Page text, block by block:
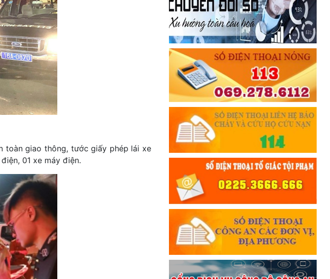
toàn giao thông, tước giấy phép lái xe
01 xe máy điện.
Đối với tự mình, phải
CẦN, KIỆM, LIÊM, CHÍNH
Đối với đồng sự, phải
THÂN ÁI GIÚP ĐỠ
Đối với chính phủ, phải
TUYỆT ĐỐI TRUNG THÀNH
Đối với nhân dân, phải
KÍNH TRỌNG LỄ PHÉP
Đối với công việc, phải
TẬN TỤY
Đối với địch, phải
CƯƠNG QUYẾT, KHÔN KHÉO
Trích thư Chủ tịch Hồ Chí Minh
gửi Công an Khu XII,
ngày 11 tháng 3 năm 1948.